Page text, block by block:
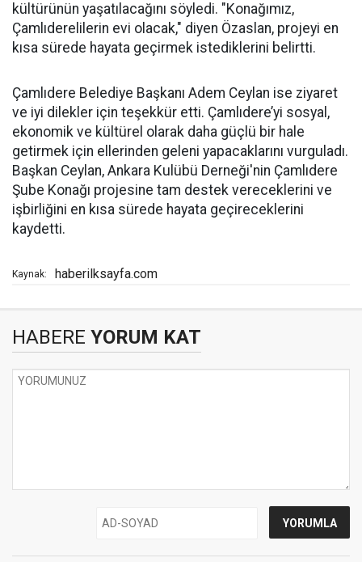
kültürünün yaşatılacağını söyledi. "Konağımız,
Çamlıderelilerin evi olacak," diyen Özaslan, projeyi en
kısa sürede hayata geçirmek istediklerini belirtti.
Çamlıdere Belediye Başkanı Adem Ceylan ise ziyaret
ve iyi dilekler için teşekkür etti. Çamlıdere’yi sosyal,
ekonomik ve kültürel olarak daha güçlü bir hale
getirmek için ellerinden geleni yapacaklarını vurguladı.
Başkan Ceylan, Ankara Kulübü Derneği'nin Çamlıdere
Şube Konağı projesine tam destek vereceklerini ve
işbirliğini en kısa sürede hayata geçireceklerini
kaydetti.
Kaynak: haberilksayfa.com
HABERE YORUM KAT